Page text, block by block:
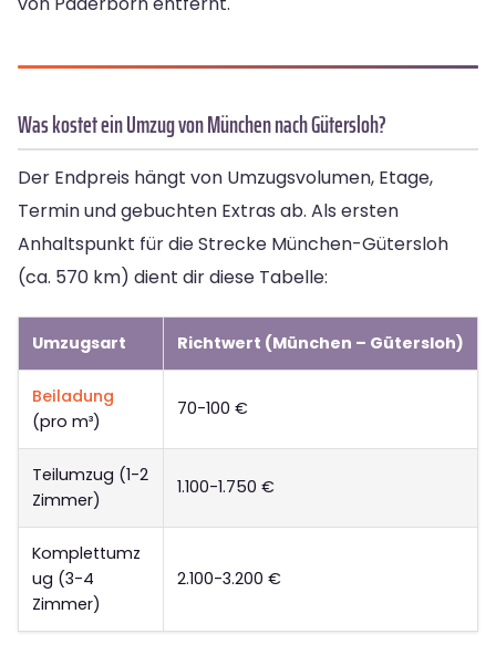
Was kostet ein Umzug von München nach Gütersloh?
Der Endpreis hängt von Umzugsvolumen, Etage,
Termin und gebuchten Extras ab. Als ersten
Anhaltspunkt für die Strecke München-Gütersloh
(ca. 570 km) dient dir diese Tabelle:
Umzugsart Richtwert (München – Gütersloh)
Beiladung
(pro m³)
70-100 €
Teilumzug (1-2
Zimmer)
1.100-1.750 €
Komplettumz
ug (3-4
Zimmer)
2.100-3.200 €